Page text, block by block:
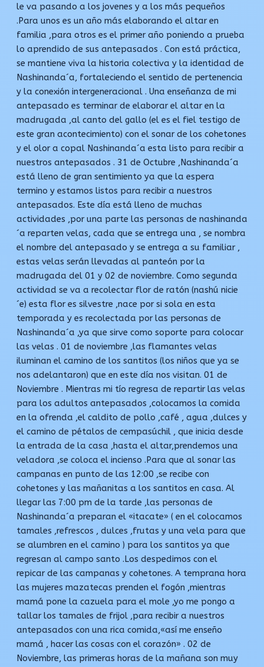
le va pasando a los jovenes y a los más pequeños
.Para unos es un año más elaborando el altar en
familia ,para otros es el primer año poniendo a prueba
lo aprendido de sus antepasados . Con está práctica,
se mantiene viva la historia colectiva y la identidad de
Nashinanda´a, fortaleciendo el sentido de pertenencia
y la conexión intergeneracional . Una enseñanza de mi
antepasado es terminar de elaborar el altar en la
madrugada ,al canto del gallo (el es el fiel testigo de
este gran acontecimiento) con el sonar de los cohetones
y el olor a copal Nashinanda´a esta listo para recibir a
nuestros antepasados . 31 de Octubre ,Nashinanda´a
está lleno de gran sentimiento ya que la espera
termino y estamos listos para recibir a nuestros
antepasados. Este día está lleno de muchas
actividades ,por una parte las personas de nashinanda
´a reparten velas, cada que se entrega una , se nombra
el nombre del antepasado y se entrega a su familiar ,
estas velas serán llevadas al panteón por la
madrugada del 01 y 02 de noviembre. Como segunda
actividad se va a recolectar flor de ratón (nashú nicie
´e) esta flor es silvestre ,nace por si sola en esta
temporada y es recolectada por las personas de
Nashinanda´a ,ya que sirve como soporte para colocar
las velas . 01 de noviembre ,las flamantes velas
iluminan el camino de los santitos (los niños que ya se
nos adelantaron) que en este día nos visitan. 01 de
Noviembre . Mientras mi tío regresa de repartir las velas
para los adultos antepasados ,colocamos la comida
en la ofrenda ,el caldito de pollo ,café , agua ,dulces y
el camino de pétalos de cempasúchil , que inicia desde
la entrada de la casa ,hasta el altar,prendemos una
veladora ,se coloca el incienso .Para que al sonar las
campanas en punto de las 12:00 ,se recibe con
cohetones y las mañanitas a los santitos en casa. Al
llegar las 7:00 pm de la tarde ,las personas de
Nashinanda´a preparan el «itacate» ( en el colocamos
tamales ,refrescos , dulces ,frutas y una vela para que
se alumbren en el camino ) para los santitos ya que
regresan al campo santo .Los despedimos con el
repicar de las campanas y cohetones. A temprana hora
las mujeres mazatecas prenden el fogón ,mientras
mamá pone la cazuela para el mole ,yo me pongo a
tallar los tamales de frijol ,para recibir a nuestros
antepasados con una rica comida,«así me enseño
mamá , hacer las cosas con el corazón» . 02 de
Noviembre, las primeras horas de la mañana son muy